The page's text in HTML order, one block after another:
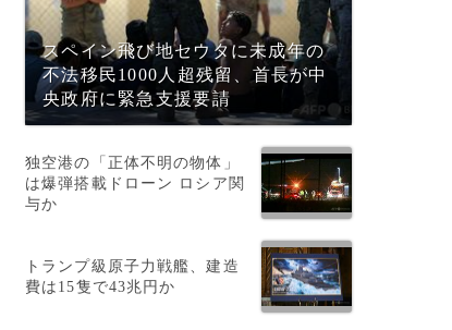
スペイン飛び地セウタに未成年の
不法移民1000人超残留、首長が中
央政府に緊急支援要請
独空港の「正体不明の物体」
は爆弾搭載ドローン ロシア関
与か
トランプ級原子力戦艦、建造
費は15隻で43兆円か